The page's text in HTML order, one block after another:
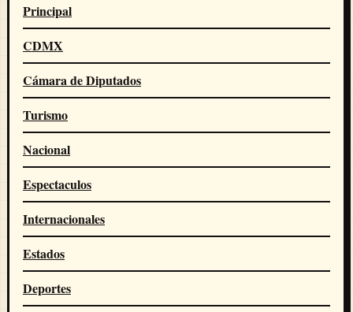
Principal
CDMX
Cámara de Diputados
Turismo
Nacional
Espectaculos
Internacionales
Estados
Deportes